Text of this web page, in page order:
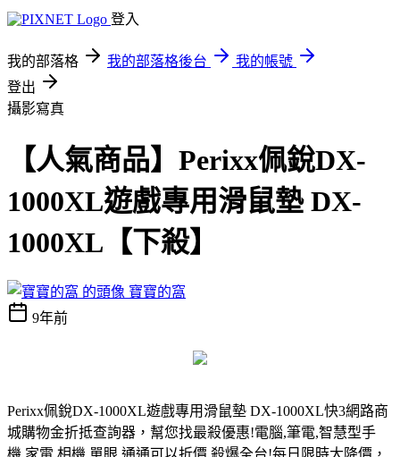
登入
我的部落格 我的部落格後台
我的帳號
登出
攝影寫真
【人氣商品】Perixx佩銳DX-
1000XL遊戲專用滑鼠墊 DX-
1000XL【下殺】
寶寶的窩
9年前
Perixx佩銳DX-1000XL遊戲專用滑鼠墊 DX-1000XL快3網路商
城購物金折抵查詢器，幫您找最殺優惠!電腦,筆電,智慧型手
機,家電,相機,單眼,通通可以折價,殺爆全台!每日限時大降價，